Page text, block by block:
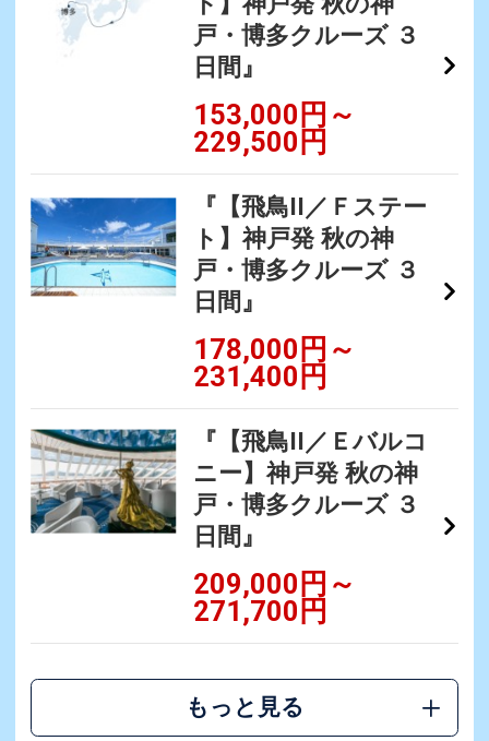
戸・博多クルーズ ３
日間』
153,000円～
229,500円
『【飛鳥II／Ｆステー
ト】神戸発 秋の神
戸・博多クルーズ ３
日間』
178,000円～
231,400円
『【飛鳥II／Ｅバルコ
ニー】神戸発 秋の神
戸・博多クルーズ ３
日間』
209,000円～
271,700円
もっと見る